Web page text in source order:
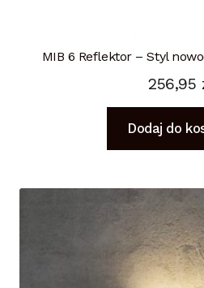
MIB 6 Reflektor – Styl
256,95
Dodaj do